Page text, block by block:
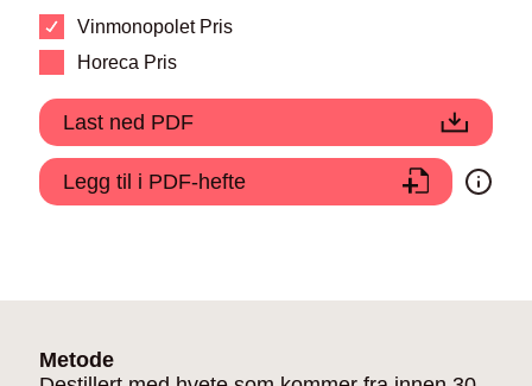
Vinmonopolet Pris
Horeca Pris
Last ned PDF
Legg til i PDF-hefte
Metode